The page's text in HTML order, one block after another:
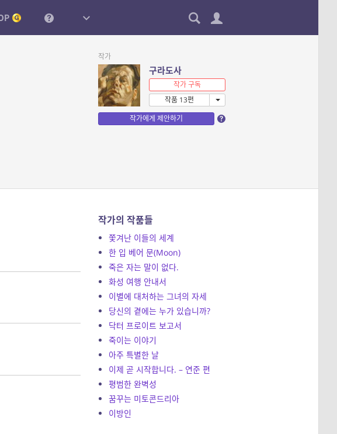
작가
구라도사
작가 구독
작품 13편
작가에게 제안하기
작가의 작품들
쫓겨난 이들의 세계
한 입 베어 문(Moon)
죽은 자는 말이 없다.
화성 여행 안내서
이별에 대처하는 그녀의 자세
당신의 곁에는 누가 있습니까?
닥터 프로이트 보고서
죽이는 이야기
아주 특별한 날
이제 곧 시작합니다. – 연준 편
평범한 완벽성
꿈꾸는 미토콘드리아
이방인